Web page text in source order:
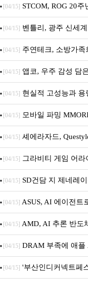
[04/15] STCOM, ROG 20
Crosshair X870E
[04/15] 벤틀리, 광주 신세
픈
[04/15] 주연테크, 소방가
니터·스마트 펫 침대 기부
[04/15] 앱코, 우주 감성 담
브랜드데이 기획전 진행
[04/15] 현실적 고성능과 용
M.2 NVMe 디앤디컴 1TB
[04/15] 모바일 파밍
[04/15] 셰에라자드,
내 정식 출시
[04/15] 그라비티 게임 어라
던전 13’ 참가!
[04/15] SD건담 지 제네레
아의 용사’ 재개최 및 풍
[04/15] ASUS, AI 에이전트
[04/15] AMD, AI 추론 반도
[04/15] DRAM 부족에 애플
퍼 대기
[04/15] '부산인디커넥트페